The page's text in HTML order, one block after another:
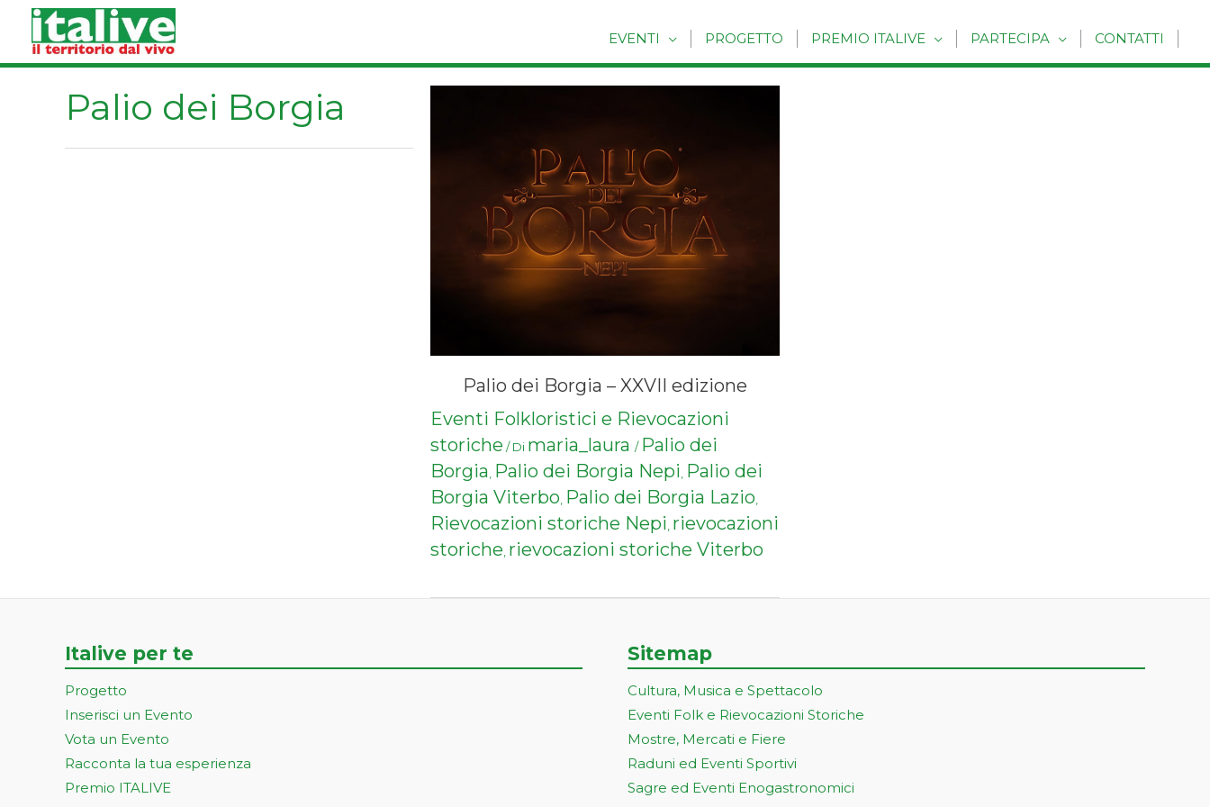
contenuto
EVENTI PROGETTO PREMIO ITALIVE PARTECIPA CONTATTI
Palio dei Borgia
Palio dei Borgia – XXVII edizione
Eventi Folkloristici e Rievocazioni
storiche / Di maria_laura / Palio dei
Borgia, Palio dei Borgia Nepi, Palio dei
Borgia Viterbo, Palio dei Borgia Lazio,
Rievocazioni storiche Nepi, rievocazioni
storiche, rievocazioni storiche Viterbo
Italive per te
Progetto
Inserisci un Evento
Vota un Evento
Racconta la tua esperienza
Premio ITALIVE
Sitemap
Cultura, Musica e Spettacolo
Eventi Folk e Rievocazioni Storiche
Mostre, Mercati e Fiere
Raduni ed Eventi Sportivi
Sagre ed Eventi Enogastronomici